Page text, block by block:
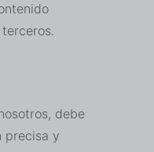
debe
precisa y